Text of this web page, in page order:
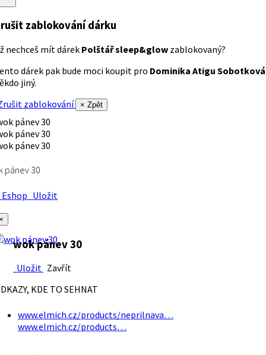
zablokování dárku
nechceš mít dárek Polštář sleep&glow zablokovaný?
dárek pak bude moci koupit pro Dominika Atigu Sobotková
jiný.
zablokování
× Zpět
pánev 30
Uložit
wok pánev 30
Uložit Zavřít
KDE TO SEHNAT
www.elmich.cz/products/neprilnava…
www.elmich.cz/products…